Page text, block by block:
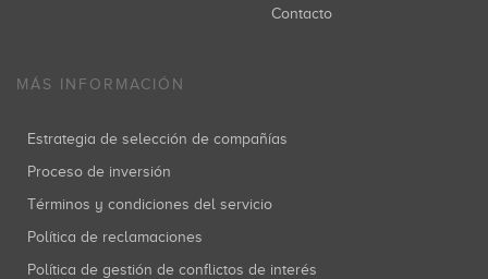
Contacto
MÁS INFORMACIÓN
Estrategia de selección de compañías
Proceso de inversión
Términos y condiciones del servicio
Política de reclamaciones
Política de gestión de conflictos de interés